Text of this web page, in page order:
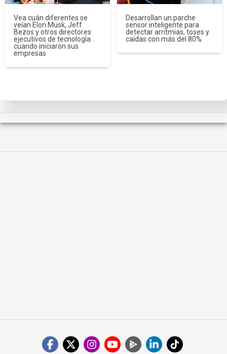
Vea cuán diferentes se
veían Elon Musk, Jeff
Bezos y otros directores
ejecutivos de tecnología
cuando iniciaron sus
empresas
Desarrollan un parche
sensor inteligente para
detectar arritmias, toses y
caídas con más del 80%